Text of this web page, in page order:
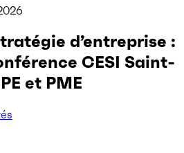
d’entreprise :
CESI Saint-
et PME